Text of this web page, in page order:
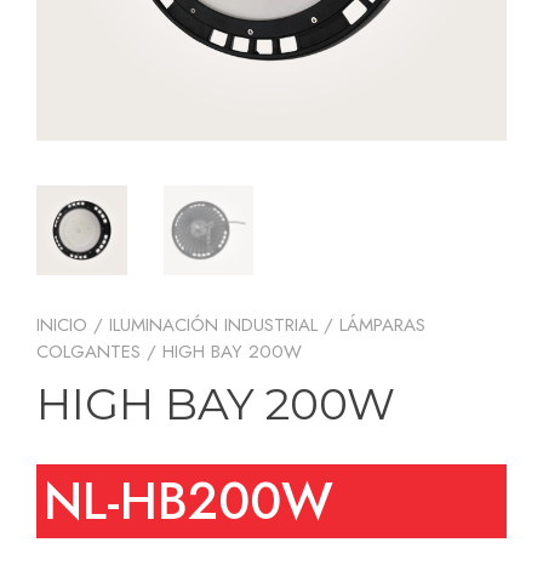
INICIO / ILUMINACIÓN INDUSTRIAL / LÁMPARAS
COLGANTES / HIGH BAY 200W
HIGH BAY 200W
NL-HB200W